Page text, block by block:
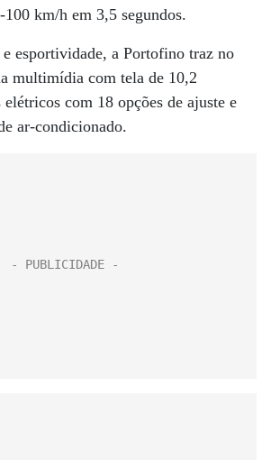
km/h em 3,5 segundos.
esportividade, a Portofino traz no
multimídia com tela de 10,2
elétricos com 18 opções de ajuste e
ar-condicionado.